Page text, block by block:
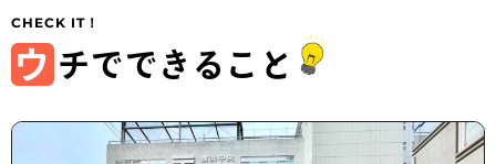
ウ チでできること